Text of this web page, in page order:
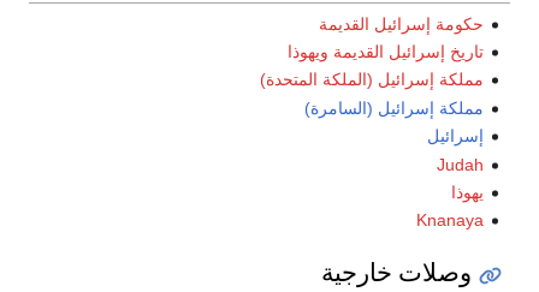
حكومة إسرائيل القديمة
تاريخ إسرائيل القديمة ويهوذا
مملكة إسرائيل (الملكة المتحدة)
مملكة إسرائيل (السامرة)
إسرائيل
Judah
يهوذا
Knanaya
وصلات خارجية